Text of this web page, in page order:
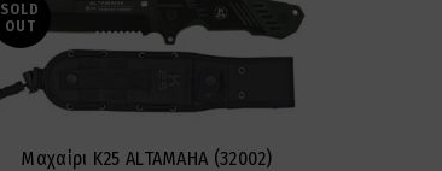
SOLD
OUT
Μαχαίρι K25 ALTAMAHA (32002)